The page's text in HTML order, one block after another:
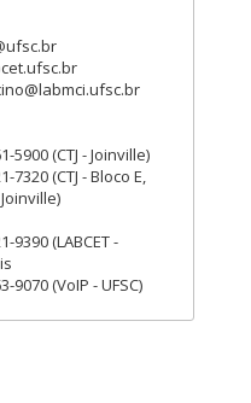
5900 (CTJ - Joinville)
7320 (CTJ - Bloco E,
9390 (LABCET -
9070 (VoIP - UFSC)